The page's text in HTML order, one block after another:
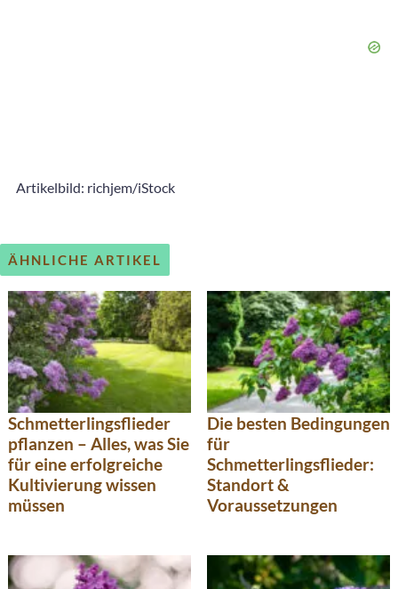
Artikelbild: richjem/iStock
ÄHNLICHE ARTIKEL
Schmetterlingsflieder
pflanzen – Alles, was Sie
für eine erfolgreiche
Kultivierung wissen
müssen
Die besten Bedingungen
für
Schmetterlingsflieder:
Standort &
Voraussetzungen